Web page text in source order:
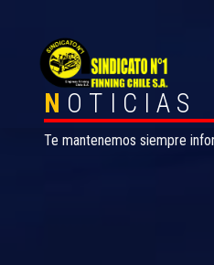
N OTICIAS
Te mantenemos siempre